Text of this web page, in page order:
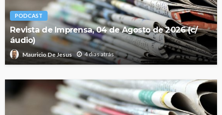
PODCAST
Revista de Imprensa, 04 de Agosto de 2026 (c/
áudio)
Mauricio De Jesus 4 dias atrás